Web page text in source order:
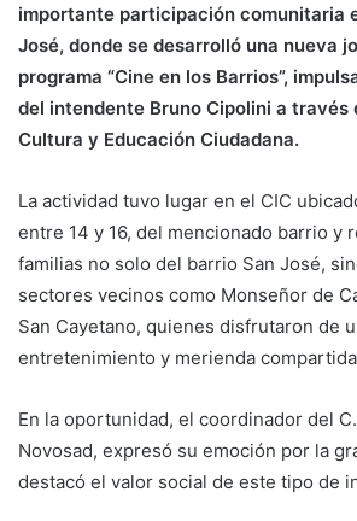
importante participación comunitaria
José, donde se desarrolló una nueva
programa “Cine en los Barrios”,
del intendente Bruno Cipolini a través
Cultura y Educación Ciudadana.
La actividad tuvo lugar en el CIC
entre 14 y 16, del mencionado barrio y
familias no solo del barrio San José,
sectores vecinos como Monseñor de
San Cayetano, quienes disfrutaron de
entretenimiento y merienda
En la oportunidad, el coordinador del
Novosad, expresó su emoción por la
destacó el valor social de este tipo de